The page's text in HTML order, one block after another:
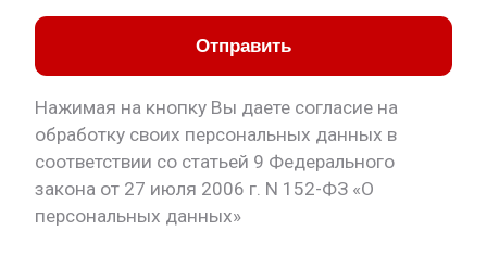
Отправить
Нажимая на кнопку Вы даете согласие на
обработку своих персональных данных в
соответствии со статьей 9 Федерального
закона от 27 июля 2006 г. N 152-ФЗ «О
персональных данных»